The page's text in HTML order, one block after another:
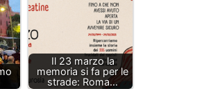
Il 23 marzo la
memoria si fa per le
strade: Roma…